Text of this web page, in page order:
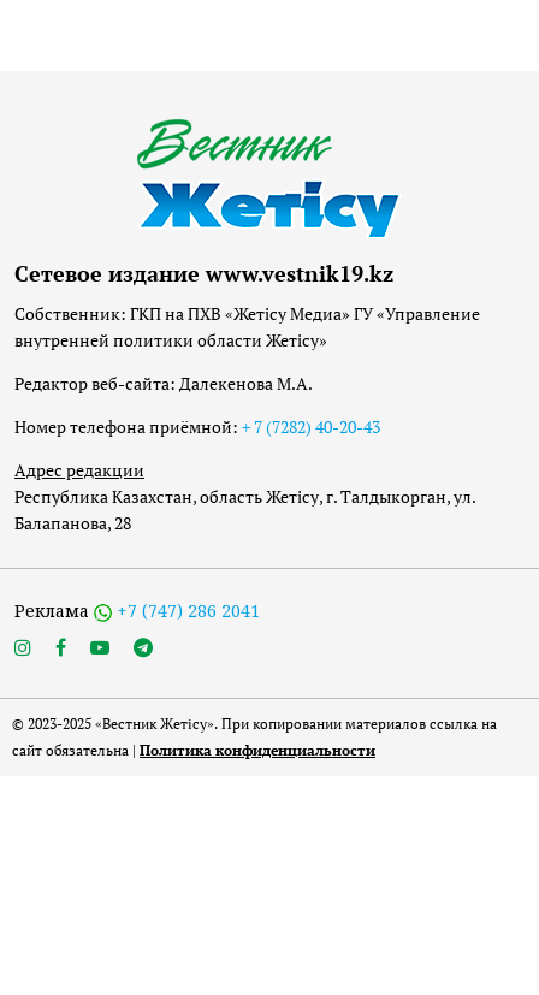
Сетевое издание www.vestnik19.kz
Собственник: ГКП на ПХВ «Жетісу Медиа» ГУ «Управление
внутренней политики области Жетісу»
Редактор веб-сайта: Далекенова М.А.
Номер телефона приёмной: + 7 (7282) 40-20-43
Адрес редакции
Республика Казахстан, область Жетісу, г. Талдыкорган, ул.
Балапанова, 28
Реклама +7 (747) 286 2041
© 2023-2025 «Вестник Жетісу». При копировании материалов ссылка на
сайт обязательна | Политика конфиденциальности